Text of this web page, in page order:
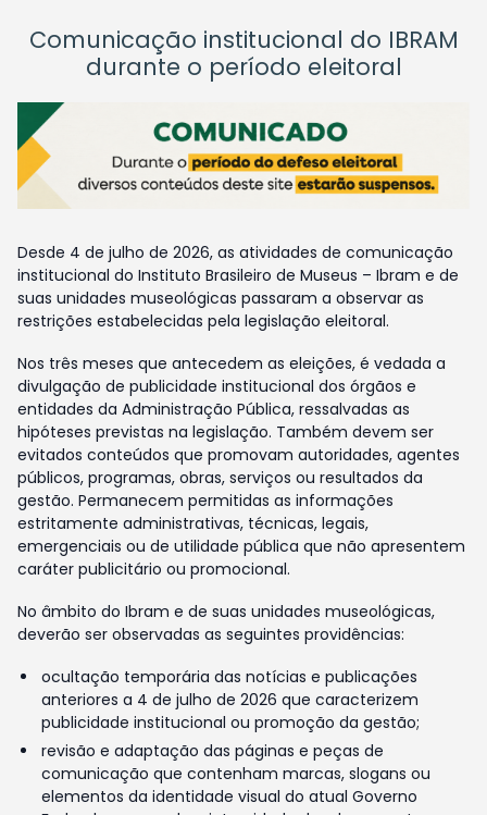
Comunicação institucional do IBRAM
durante o período eleitoral
Desde 4 de julho de 2026, as atividades de comunicação
institucional do Instituto Brasileiro de Museus – Ibram e de
suas unidades museológicas passaram a observar as
restrições estabelecidas pela legislação eleitoral.
Nos três meses que antecedem as eleições, é vedada a
divulgação de publicidade institucional dos órgãos e
entidades da Administração Pública, ressalvadas as
hipóteses previstas na legislação. Também devem ser
evitados conteúdos que promovam autoridades, agentes
públicos, programas, obras, serviços ou resultados da
gestão. Permanecem permitidas as informações
estritamente administrativas, técnicas, legais,
emergenciais ou de utilidade pública que não apresentem
caráter publicitário ou promocional.
No âmbito do Ibram e de suas unidades museológicas,
deverão ser observadas as seguintes providências:
ocultação temporária das notícias e publicações
anteriores a 4 de julho de 2026 que caracterizem
publicidade institucional ou promoção da gestão;
revisão e adaptação das páginas e peças de
comunicação que contenham marcas, slogans ou
elementos da identidade visual do atual Governo